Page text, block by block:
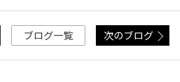
ブログ一覧 次のブログ